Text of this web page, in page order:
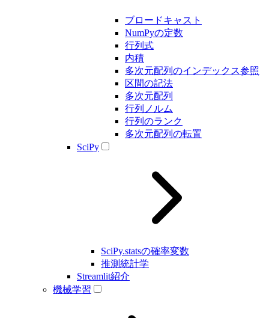
ブロードキャスト
NumPyの定数
行列式
内積
多次元配列のインデックス参照
区間の記法
多次元配列
行列ノルム
行列のランク
多次元配列の転置
SciPy
SciPy.statsの確率変数
推測統計学
Streamlit紹介
機械学習